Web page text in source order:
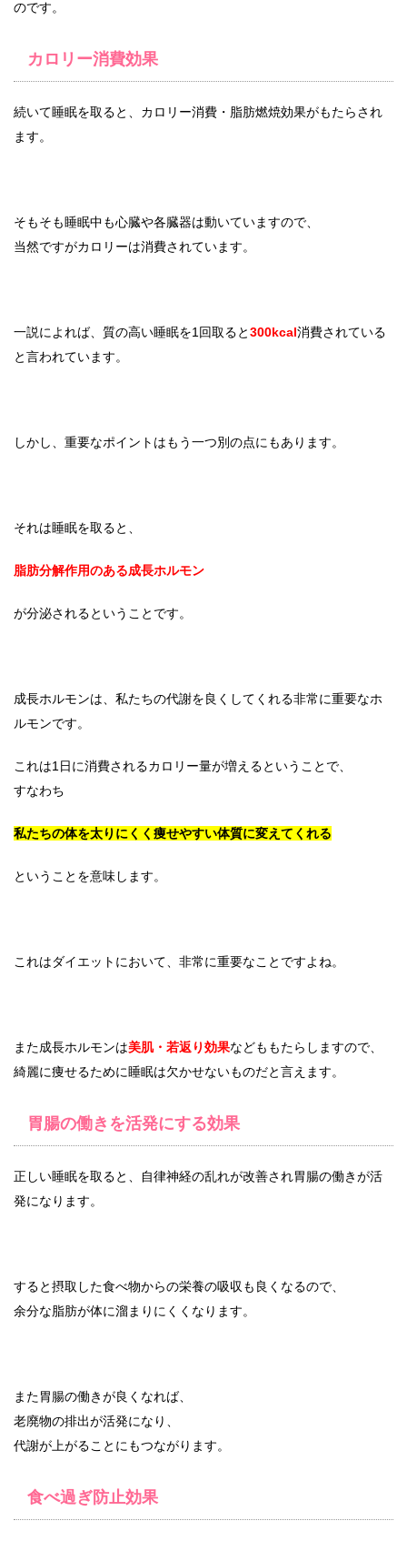
のです。
カロリー消費効果
続いて睡眠を取ると、カロリー消費・脂肪燃焼効果がもたらされ
ます。
そもそも睡眠中も心臓や各臓器は動いていますので、
当然ですがカロリーは消費されています。
一説によれば、質の高い睡眠を1回取ると300kcal消費されている
と言われています。
しかし、重要なポイントはもう一つ別の点にもあります。
それは睡眠を取ると、
脂肪分解作用のある成長ホルモン
が分泌されるということです。
成長ホルモンは、私たちの代謝を良くしてくれる非常に重要なホ
ルモンです。
これは1日に消費されるカロリー量が増えるということで、
すなわち
私たちの体を太りにくく痩せやすい体質に変えてくれる
ということを意味します。
これはダイエットにおいて、非常に重要なことですよね。
また成長ホルモンは美肌・若返り効果などももたらしますので、
綺麗に痩せるために睡眠は欠かせないものだと言えます。
胃腸の働きを活発にする効果
正しい睡眠を取ると、自律神経の乱れが改善され胃腸の働きが活
発になります。
すると摂取した食べ物からの栄養の吸収も良くなるので、
余分な脂肪が体に溜まりにくくなります。
また胃腸の働きが良くなれば、
老廃物の排出が活発になり、
代謝が上がることにもつながります。
食べ過ぎ防止効果